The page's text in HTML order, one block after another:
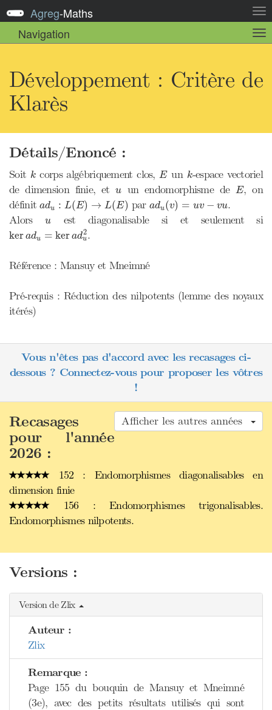
la
Agreg-Maths
Navigation
la
Développement : Critère de
Klarès
Détails/Enoncé :
Soit k
kcorps algébriquement clos,E
Eun k
k-espace vectoriel
de dimension finie, etu
u un endomorphisme de E
E, on
définitadu : L(E) → L(E)
d L( E)→ L E ) paradu(v) = uv − vu
d u( v)
.
Alorsu
u est diagonalisable si et seulement si
keradu = kerad2
u
ker du ker u2.
Référence : Mansuy et Mneimné
Pré-requis : Réduction des nilpotents (lemme des noyaux
itérés)
Vous n'êtes pas d'accord avec les recasages ci-
dessous ? Connectez-vous pour proposer les vôtres
!
Afficher les autres années
Recasages
pour l'année
2026 :
152 : Endomorphismes diagonalisables en
dimension finie
156 : Endomorphismes trigonalisables.
Endomorphismes nilpotents.
Versions :
Version de Zlix
Auteur :
Zlix
Remarque :
Page 155 du bouquin de Mansuy et Mneimné
(3e), avec des petits résultats utilisés qui sont